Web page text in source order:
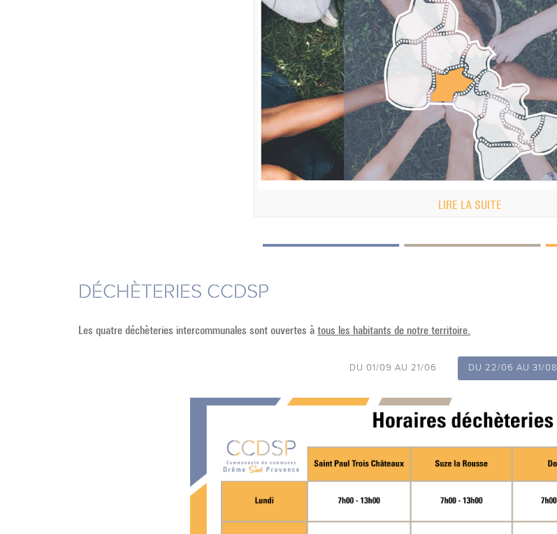
LIRE LA SUITE
DÉCHÈTERIES CCDSP
Les quatre déchèteries intercommunales sont ouvertes àtous les habitants de notre territoire.
DU 01/09 AU 21/06 DU 22/06 AU 31/08